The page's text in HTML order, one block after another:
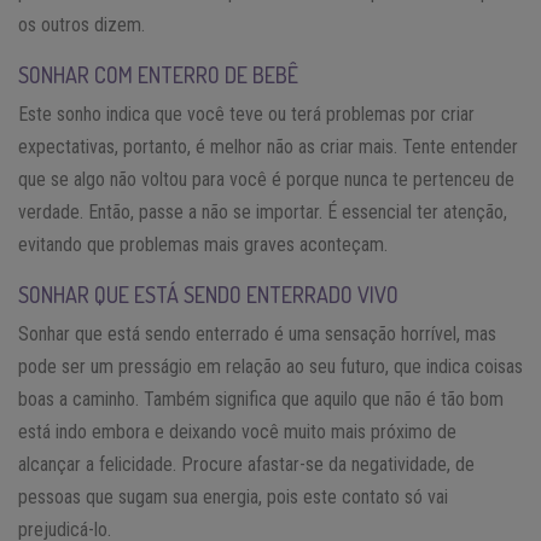
os outros dizem.
SONHAR COM ENTERRO DE BEBÊ
Este sonho indica que você teve ou terá problemas por criar
expectativas, portanto, é melhor não as criar mais. Tente entender
que se algo não voltou para você é porque nunca te pertenceu de
verdade. Então, passe a não se importar. É essencial ter atenção,
evitando que problemas mais graves aconteçam.
SONHAR QUE ESTÁ SENDO ENTERRADO VIVO
Sonhar que está sendo enterrado é uma sensação horrível, mas
pode ser um presságio em relação ao seu futuro, que indica coisas
boas a caminho. Também significa que aquilo que não é tão bom
está indo embora e deixando você muito mais próximo de
alcançar a felicidade. Procure afastar-se da negatividade, de
pessoas que sugam sua energia, pois este contato só vai
prejudicá-lo.